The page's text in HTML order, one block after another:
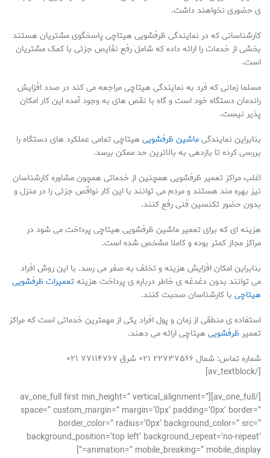
ی حضوری نخواهند داشت.
کارشناسانی که در نمایندگی ظرفشویی هیتاچی پاسخگوی مشتریان هستند
بخشی از خدمات را ارائه داده که شامل رفع نقایص جزئی با کمک مشتریان
است.
مسلما زمانی که فرد به نمایندگی هیتاچی مراجعه می کند در صدد افزایش
راندمان دستگاه خود است و گاه با نقص های به وجود آمده این کار امکان
پذیر نیست.
بنابراین نمایندگیماشین ظرفشویی هیتاچی تمامی عملکرد های دستگاه را
بررسی کرده تا بازدهی به بالاترین حد ممکن برسد.
اغلب مراکز تعمیر ظرفشویی همچنین از خدماتی همچون مشاوره کارشناسان
نیز بهره مند هستند و مردم می توانند با این کار نواقص جزئی را در منزل و
بدون حضور تکنسین فنی رفع کنند.
هزینه ای که برای تعمیر ماشین ظرفشویی هیتاچی پرداخت می شود در
مراکز مجاز کمتر بوده و کاملا مشخص شده است.
بنابراین امکان افزایش هزینه و تخلف به صفر می رسد. با این روش افراد
می توانند بدون دغدغه ی خاطر درباره ی پرداخت هزینهتعمیرات ظرفشویی
هیتاچی با کارشناسان صحبت کنند.
استفاده ی منطقی از زمان و پول افراد یکی از مهمترین خدماتی است که مراکز
تعمیرظرفشویی هیتاچی ارائه می دهند.
شماره تماس: شمال ۲۲۷۳۷۵۶۶ ۰۲۱ شرق ۷۷۱۱۴۷۶۷ ۰۲۱
[/av_textblock]
[/av_one_full][av_one_full first min_height=” vertical_alignment=”
space=” custom_margin=” margin=’0px’ padding=’0px’ border=”
border_color=” radius=’0px’ background_color=” src=”
background_position=’top left’ background_repeat=’no-repeat’
animation=” mobile_breaking=” mobile_display=”]